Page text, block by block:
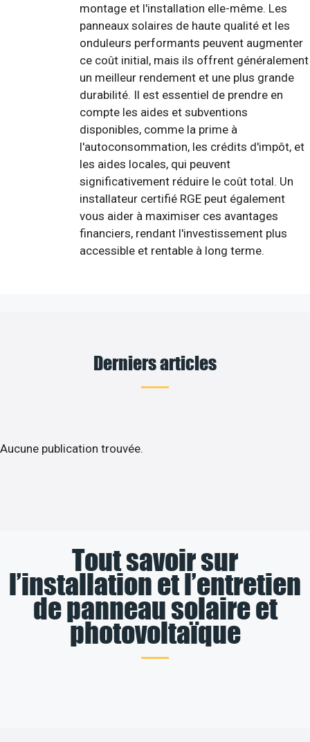
montage et l'installation elle-même. Les
panneaux solaires de haute qualité et les
onduleurs performants peuvent augmenter
ce coût initial, mais ils offrent généralement
un meilleur rendement et une plus grande
durabilité. Il est essentiel de prendre en
compte les aides et subventions
disponibles, comme la prime à
l'autoconsommation, les crédits d'impôt, et
les aides locales, qui peuvent
significativement réduire le coût total. Un
installateur certifié RGE peut également
vous aider à maximiser ces avantages
financiers, rendant l'investissement plus
accessible et rentable à long terme.
Derniers articles
Aucune publication trouvée.
Tout savoir sur
l’installation et l’entretien
de panneau solaire et
photovoltaïque